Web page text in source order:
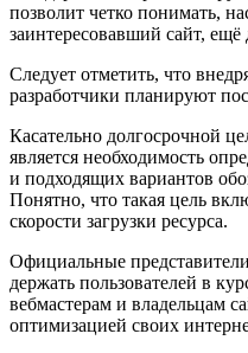
позволит четко понимать,
заинтересовавший сайт, ещё
Следует отметить, что
разработчики планируют
Касательно долгосрочной
является необходимость
и подходящих вариантов
Понятно, что такая цель
скорости загрузки ресурса.
Официальные
держать пользователей в
вебмастерам и владельцам
оптимизацией своих